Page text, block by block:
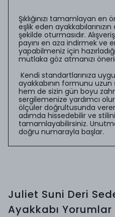
Şıklığınızı tamamlayan
eşlik eden
şekilde oturmasıdır.
payını en aza indirmek ve
yapabilmeniz için
mutlaka göz atmanızı
Kendi standartlarınıza
ayakkabının formunu uzun
hem de sizin gün boyu
sergilemenize yardımcı
ölçüler doğrultusunda
adımda hissedebilir ve
tamamlayabilirsiniz.
doğru numarayla başlar.
Juliet Suni Deri
Ayakkabı Yorumlar